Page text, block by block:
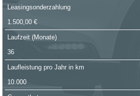
Leasingsonderzahlung
1.500,00 €
Laufzeit (Monate)
36
Laufleistung pro Jahr in km
10.000